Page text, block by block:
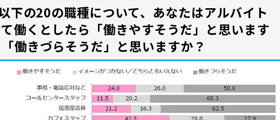
下の20の職種について、あなたはアルバイト
働くとしたら「働きやすそうだ」と思います
働きづらそうだ」と思いますか？